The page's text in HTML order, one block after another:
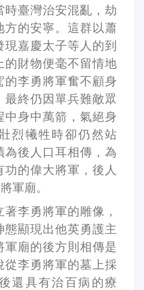
時臺灣治安混亂，劫
方的安寧。這群以蕭
嘉慶太子等人的到
的財物便毫不留情地
的李勇將軍奮不顧身
終仍因單兵難敵眾
中身中萬箭，氣絕身
烈犧牲時卻仍然站
為後人口耳相傳，為
的偉大將軍，後人
軍廟。
李勇將軍的雕像，
態顯現出他英勇護主
軍廟的後方則相傳是
從李勇將軍的墓上採
還具有治百病的療